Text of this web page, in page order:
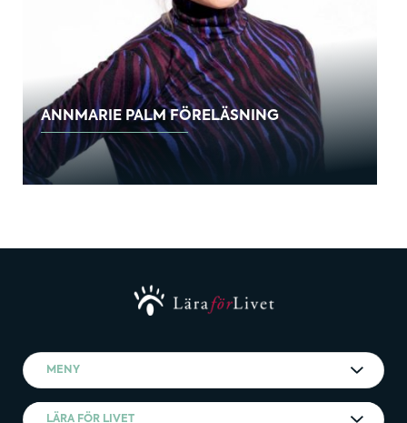
ANNMARIE PALM FÖRELÄSNING
MENY
LÄRA FÖR LIVET